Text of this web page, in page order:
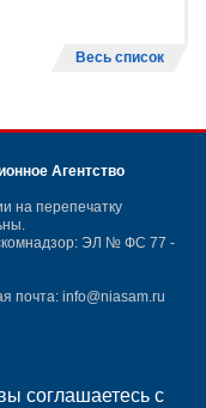
соглашаетесь с
Весь список
Агентство
на перепечатку
ЭЛ № ФС 77 -
почта: info@niasam.ru